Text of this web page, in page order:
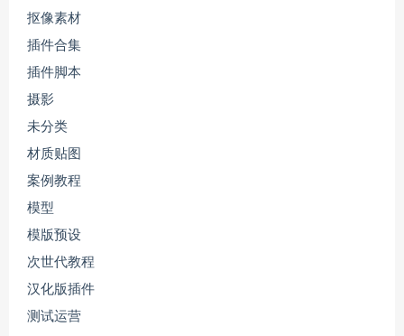
抠像素材
插件合集
插件脚本
摄影
未分类
材质贴图
案例教程
模型
模版预设
次世代教程
汉化版插件
测试运营